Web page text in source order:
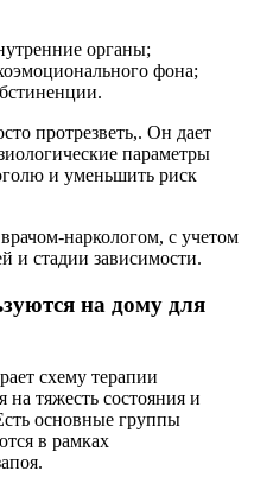
органы;
фона;
протрезветь,. Он дает
параметры
и уменьшить риск
наркологом, с учетом
и стадии зависимости.
на дому для
схему терапии
на тяжесть состояния и
основные группы
в рамках